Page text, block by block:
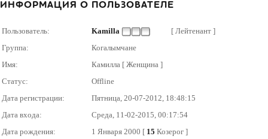
ИНФОРМАЦИЯ О ПОЛЬЗОВАТЕЛЕ
Пользователь: Kamilla
[ Лейтенант ]
Группа:
Когалымчане
Имя:
Камилла [ Женщина ]
Статус:
Offline
Дата регистрации:
Пятница, 20-07-2012, 18:48:15
Дата входа:
Среда, 11-02-2015, 00:17:54
Дата рождения:
1 Января 2000 [ 15 Козерог ]